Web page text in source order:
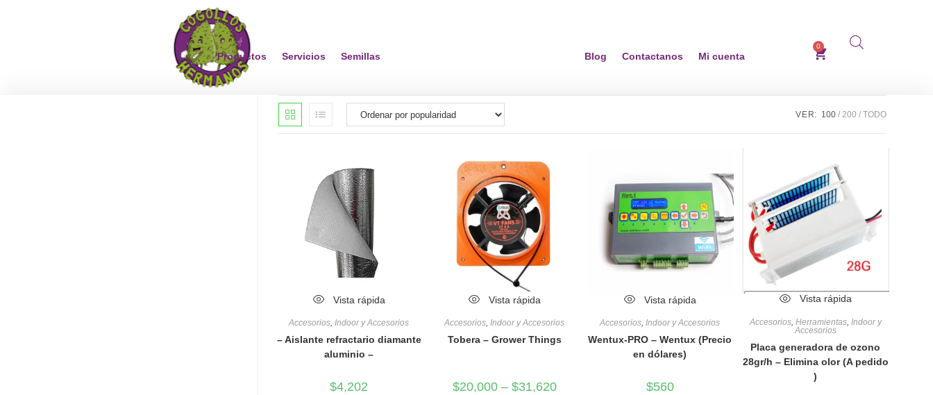
Productos Servicios Semillas Blog Contactanos Mi cuenta
0
VER: 100 200 TODO
Vista rápida
Accesorios,Indoor y Accesorios
– Aislante refractario diamante
aluminio –
$4,202
Vista rápida
Accesorios,Indoor y Accesorios
Tobera – Grower Things
$20,000 – $31,620
Vista rápida
Accesorios,Indoor y Accesorios
Wentux-PRO – Wentux (Precio
en dólares)
$560
Vista rápida
Accesorios, Herramientas, Indoor y
Accesorios
Placa generadora de ozono
28gr/h – Elimina olor (A pedido
)